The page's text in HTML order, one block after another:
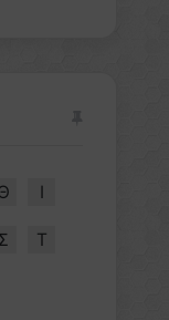
Ι
Σ Τ